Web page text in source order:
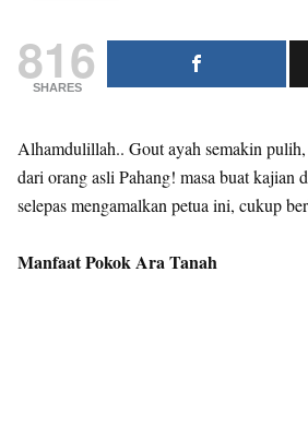
816
SHARES
Alhamdulillah.. Gout ayah semakin
dari orang asli Pahang! masa buat kajian
selepas mengamalkan petua ini, cukup
Manfaat Pokok Ara Tanah